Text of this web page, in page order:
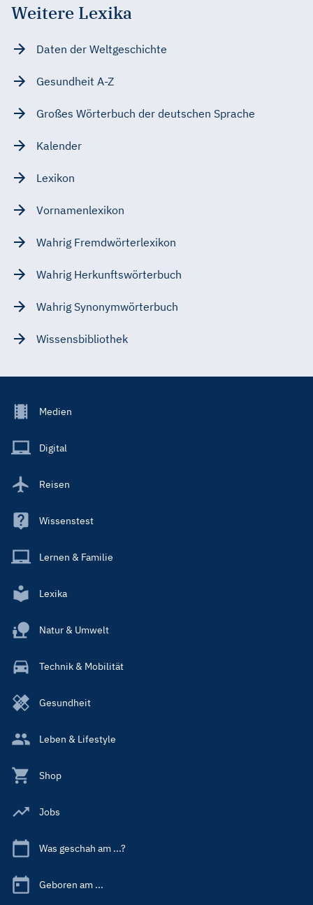
Weitere Lexika
Daten der Weltgeschichte
Gesundheit A-Z
Großes Wörterbuch der deutschen Sprache
Kalender
Lexikon
Vornamenlexikon
Wahrig Fremdwörterlexikon
Wahrig Herkunftswörterbuch
Wahrig Synonymwörterbuch
Wissensbibliothek
Footer
Main
Medien
Digital
Reisen
Wissenstest
Lernen & Familie
Lexika
Natur & Umwelt
Technik & Mobilität
Gesundheit
Leben & Lifestyle
Shop
Jobs
Was geschah am ...?
Geboren am ...